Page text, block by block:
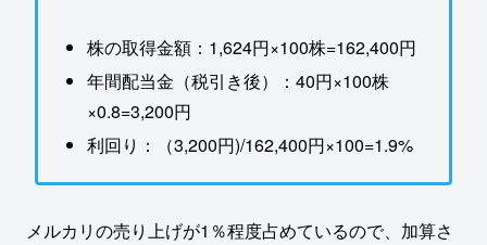
株の取得金額：1,624円×100株=162,400円
年間配当金（税引き後）：40円×100株
×0.8=3,200円
利回り：（3,200円)/162,400円×100=1.9%
メルカリの売り上げが1％程度占めているので、加算さ